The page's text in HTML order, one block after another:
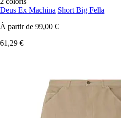
Deus Ex Machina Short Big Fella
À partir de 99,00 €
61,29 €